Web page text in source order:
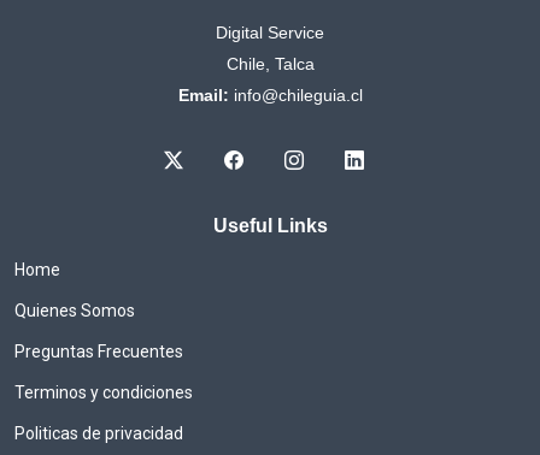
Digital Service
Chile, Talca
Email: info@chileguia.cl
Useful Links
Home
Quienes Somos
Preguntas Frecuentes
Terminos y condiciones
Politicas de privacidad